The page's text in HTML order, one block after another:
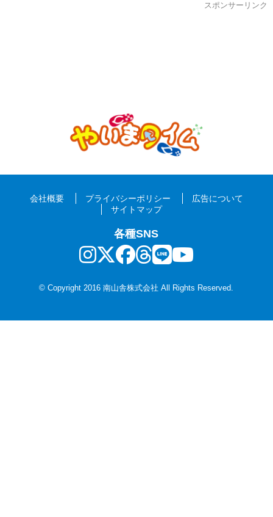
スポンサーリンク
会社概要 プライバシーポリシー
広告について
サイトマップ
各種SNS
© Copyright 2016 南山舎株式会社 All Rights Reserved.